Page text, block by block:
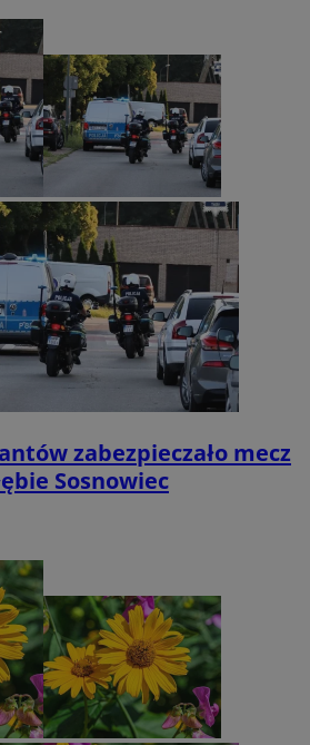
zabezpieczało mecz
Sosnowiec